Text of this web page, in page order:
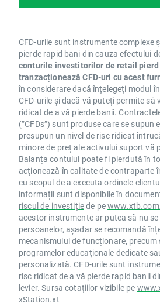
CFD-urile sunt instrumente complexe
pierde rapid bani din cauza efectului
conturile investitorilor de retail pierd
tranzacționează CFD-uri cu acest
în considerare dacă înțelegeți modul
CFD-urile și dacă vă puteți permite să
ridicat de a vă pierde banii.
(”CFDs”) sunt produse care se supun
presupun un nivel de risc ridicat
minore de preț ale activului suport vă
Balanța contului poate fi pierdută în
acţionează în calitate de contraparte
cu scopul de a executa ordinele
informații sunt disponibile în
riscul de investițiede pe
acestor instrumente ar putea să nu
persoanelor, așadar se recomandă
mecanismului de funcționare, precum
programelor educaționale dedicate
personalizată. CFD-urile sunt
risc ridicat de a vă pierde rapid banii
levier. Sursa cotațiilor vizibile pe
xStation.xt